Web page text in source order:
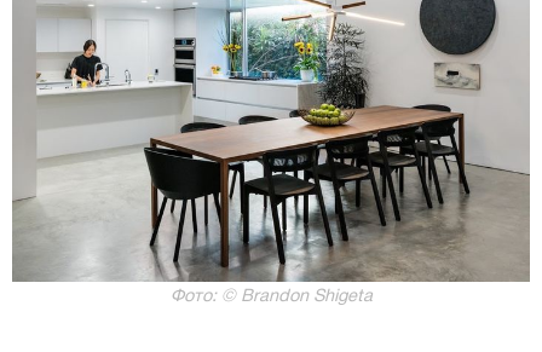
Фото: © Brandon Shigeta